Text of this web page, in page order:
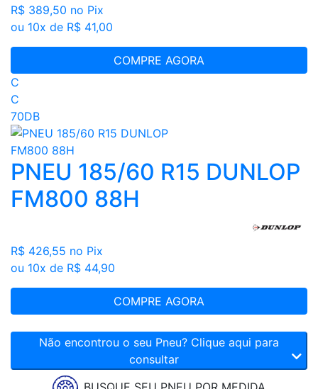
R$ 389,50 no Pix
ou 10x de R$ 41,00
COMPRE AGORA
C
C
70DB
PNEU 185/60 R15 DUNLOP
FM800 88H
R$ 426,55 no Pix
ou 10x de R$ 44,90
COMPRE AGORA
Não encontrou o seu Pneu? Clique aqui para
consultar